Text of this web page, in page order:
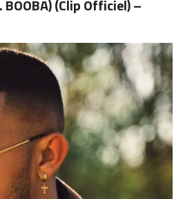
BOOBA) (Clip Officiel) –